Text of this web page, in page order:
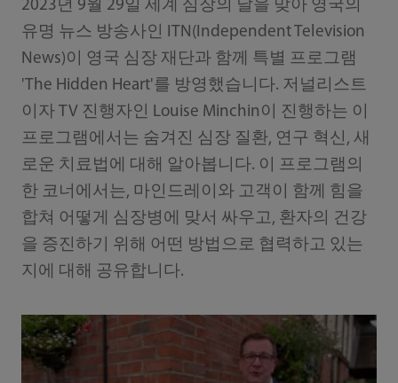
‎2023년 9월 29일 세계 심장의 날을 맞아 영국의
유명 뉴스 방송사인 ITN(Independent Television
News)이 영국 심장 재단과 함께 특별 프로그램
'The Hidden Heart'를 방영했습니다. 저널리스트
이자 TV 진행자인 Louise Minchin이 진행하는 이
프로그램에서는 숨겨진 심장 질환, 연구 혁신, 새
로운 치료법에 대해 알아봅니다. 이 프로그램의
한 코너에서는, 마인드레이와 고객이 함께 힘을
합쳐 어떻게 심장병에 맞서 싸우고, 환자의 건강
을 증진하기 위해 어떤 방법으로 협력하고 있는
지에 대해 공유합니다.